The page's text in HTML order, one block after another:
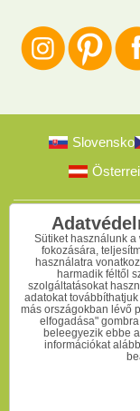
Slovensko
2009-2026
Ez az oldal
védelmet.
Sütiket használunk
fokozására,
használatra
harmadik féltől
szolgáltatásokat
adatokat
más országokban lévő
elfogadása"
beleegyezik ebbe
információkat